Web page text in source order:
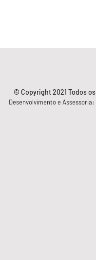
© Copyright 2021 Todos
Desenvolvimento e